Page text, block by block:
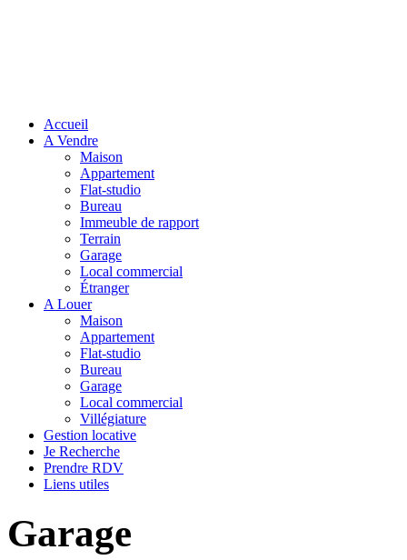
Accueil
A Vendre
Maison
Appartement
Flat-studio
Bureau
Immeuble de rapport
Terrain
Garage
Local commercial
Étranger
A Louer
Maison
Appartement
Flat-studio
Bureau
Garage
Local commercial
Villégiature
Gestion locative
Je Recherche
Prendre RDV
Liens utiles
Garage